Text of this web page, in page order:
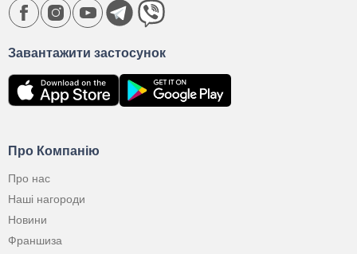
Про Компанію
Про нас
Наші нагороди
Новини
Франшиза
Завантажити застосунок